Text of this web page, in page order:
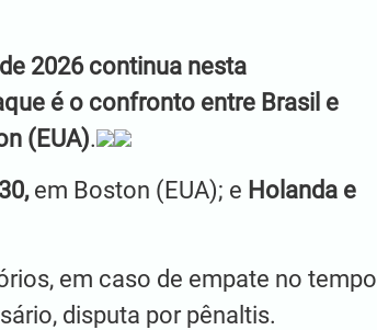
2026 continua nesta
é o confronto entre Brasil e
(EUA).
em Boston (EUA); e Holanda e
em caso de empate no tempo
disputa por pênaltis.